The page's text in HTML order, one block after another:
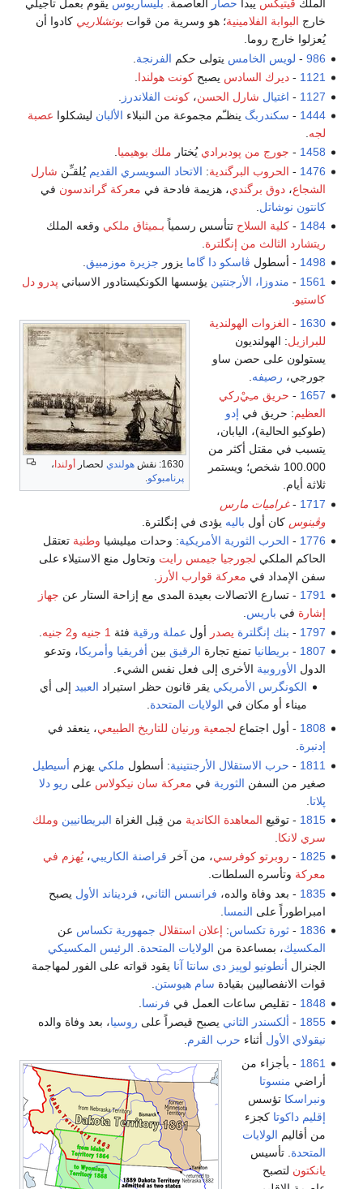
الملك ڤيتيگس يبدأ حصار العاصمة. بليساريوس يقوم بعمل تأجيلي
خارج البوابة الفلامينية؛ هو وسرية من قواتبوتشلاريي كادوا أن
يُعزلوا خارج روما.
986
- لويس الخامس يتولى حكم الفرنجة
1121
-ديرك السادس يصبحكونت هولندا
1127
- اغتيال شارل الحسن،كونت الفلاندرز
1444
- سكندربگ ينظـّم مجموعة من النبلاء الألبان ليشكلوا عصبة
لجه
1458
- جورج من پودبرادي يُختار ملك بوهيميا.
1476
- الحروب البرگندية: الاتحاد السويسري القديم يُلقـِّن شارل
الشجاع،دوق برگندي، هزيمة فادحة في معركة گراندسون في
كانتون نوشاتل
1484
-كلية السلاح تتأسس رسمياً بـميثاق ملكي وقعه الملك
ريتشارد الثالث من إنگلترة
1498 - أسطول ڤاسكو دا گاما يزور جزيرة موزمبيق.
1561
- مندوزا، الأرجنتين يؤسسها الكونكيستادور الاسباني پدرو دل
كاستيو
1630: نقش هولندي لحصار أولندا،
پرنامبوكو.
1630
- الغزوات الهولندية
للبرازيل: الهولنديون
يستولون على حصن ساو
جورجي، رصيفه
1657
- حريق مـِيْ‌ركي
العظيم: حريق في إدو
(طوكيو الحالية)، اليابان،
يتسبب في مقتل أكثر من
100.000 شخص؛ ويستمر
ثلاثة أيام.
1717
-غراميات مارس
وڤينوس كان أول باليه يؤدى في إنگلترة.
1776
- الحرب الثورية الأمريكية: وحدات ميليشيا وطنية تعتقل
الحاكم الملكي لجورجيا جيمس رايت وتحاول منع الاستيلاء على
سفن الإمداد في معركة قوارب الأرز
1791 - تسارع الاتصالات بعيدة المدى مع إزاحة الستار عن جهاز
إشارة في باريس.
1797
- بنك إنگلترة يصدر أول عملة ورقية فئة 1 جنيه و2 جنيه
1807
- بريطانيا تمنع تجارة الرقيق بين أفريقيا وأمريكا، وتدعو
الدول الأوروبية الأخرى إلى فعل نفس الشيء.
الكونگرس الأمريكي يقر قانون حظر استيراد العبيدإلى أي
ميناء أو مكان في الولايات المتحدة.
1808 - أول اجتماع لجمعية ورنيان للتاريخ الطبيعي، ينعقد في
إدنبرة.
1811
- حرب الاستقلال الأرجنتينية: أسطول ملكي يهزم أسيطيل
صغير من السفن الثورية في معركة سان نيكولاس على ريو دلا
پلاتا
1815 - توقيع المعاهدة الكاندية من قِبل الغزاة البريطانيين وملك
سري لانكا
1825
- روبرتو كوفرسي، من آخر قراصنة الكاريبي،يُهزم في
معركة وتأسره السلطات.
1835 - بعد وفاة والده، فرانسس الثاني، فرديناند الأول يصبح
امبراطوراً على النمسا
1836
-ثورة تكساس: إعلان استقلال جمهورية تكساس عن
المكسيك، بمساعدة من الولايات المتحدة
الرئيس المكسيكي
الجنرال أنطونيو لوپيز دى سانتا آنا يقود قواته على الفور لمهاجمة
قوات الانفصاليين بقيادة سام هيوستن
1848 - تقليص ساعات العمل في فرنسا
1855
- ألكسندر الثاني يصبح قيصراً على روسيا، بعد وفاة والده
نيقولاي الأول أثناء حرب القرم
1861 - بأجزاء من
أراضي منسوتا
ونبراسكا تؤسس
إقليم داكوتا كجزء
من أقاليم الولايات
المتحدة . تأسيس
يانكتون لتصبح